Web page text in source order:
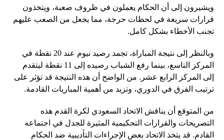
ويشيرون إلى أن الحكام يعملون في ظروف صعبة، ويتخذون
قرارات سريعة في لحظات حرجة، مما يجعل من الصعب عليهم
تجنب الأخطاء بشكل كامل.
وبالنظر إلى نتيجة المباراة، تجمد رصيد نيوم عند 20 نقطة في
المركز التاسع، بينما رفع الشباب رصيده إلى 11 نقطة ليتقدم
إلى المركز الرابع عشر. من الواضح أن هذه النتيجة قد تؤثر على
ترتيب الفرق في الدوري، وتزيد من أهمية المباريات القادمة.
من المتوقع أن يناقش الاتحاد السعودي لكرة القدم هذه
التصريحات والقرارات التحكيمية المثيرة للجدل في اجتماعه
القادم. قد يتخذ الاتحاد بعض الإجراءات التأديبية ضد الحكام